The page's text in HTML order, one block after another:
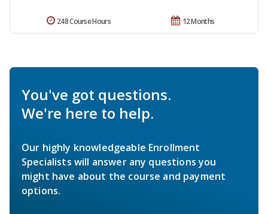
12 Months
248 Course Hours
You've got questions.
We're here to help.
Our highly knowledgeable Enrollment
Specialists will answer any questions you
might have about the course and payment
options.